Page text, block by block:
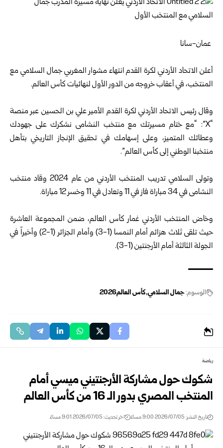
عمان-سانا
أعلن الاتحاد الأردني لكرة القدم انتهاء مشوار المغربي جمال السلامي مع
المنتخب، في أعقاب خروجه من الدور الأول لنهائيات كأس العالم.
وقال رئيس الاتحاد الأردني لكرة القدم الأمير علي بن الحسين عبر منصة
“X”: “مع ختام مسيرتك مع منتخب النشامى نشكرك على جهودك
وعطائك المتميز، وعلى إسهامك في تحقيق الإنجاز التاريخي بتأهل
منتخبنا الوطني إلى كأس العالم”.
وتولى السلامي تدريب المنتخب الأردني من عام 2024 وقاد منتخب
النشامى في 34 مباراة فاز في 11 وتعادل في 11 وخسر 12 مباراة.
وخاض المنتخب الأردني غمار كأس العالم، ضمن المجموعة العاشرة
حيث تلقى ثلاث هزائم أمام النمسا (1-3) وأمام الجزائر (1-2) وأخيراً في
الجولة الثالثة أمام الأرجنتين (1-3).
الوسوم:جمال السلامي كأس العالم2026
رياضة
شكوك حول مشاركة الأرجنتيني ميسي أمام
المنتخب المصري بدور الـ 16 من كأس العالم
تاريخ النشر: 2026/07/05 9:00 مساءً اخر تحديث: 2026/07/05 9:01 مساءً